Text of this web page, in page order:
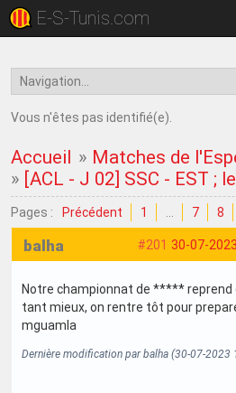
E-S-Tunis.com
Vous n'êtes pas identifié(e).
Accueil » Matches de
» [ACL - J 02] SSC - EST ;
Pages : Précédent 1 7 8
#201 30-07-
balha
Notre championnat de ***** reprend
tant mieux, on rentre tôt pour
mguamla
Dernière modification par balha (30-07-2023